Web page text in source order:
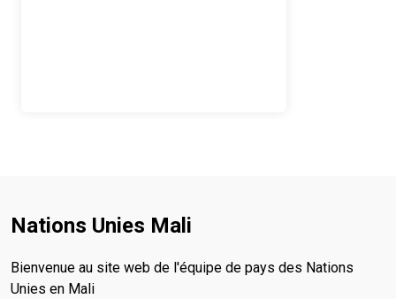
Nations Unies Mali
Bienvenue au site web de l'équipe de pays des Nations
Unies en Mali